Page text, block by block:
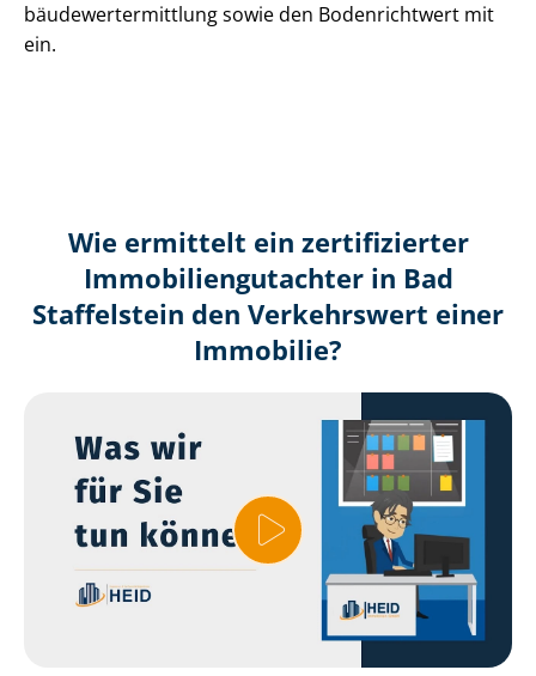
bäu­de­wert­ermitt­lung sowie den Bodenrichtwert mit
ein.
Wie ermittelt ein zertifizierter
Immobilien­gutachter in Bad
Staffelstein den Verkehrswert einer
Immobilie?